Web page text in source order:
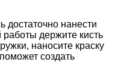
достаточно нанести
держите кисть
наносите краску
создать